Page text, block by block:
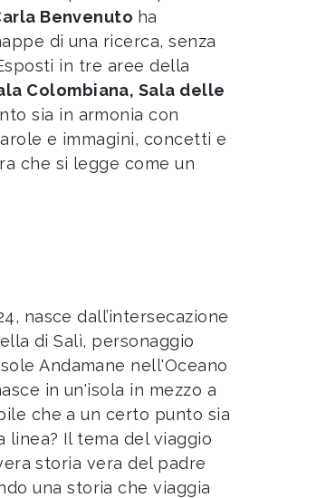
Benvenuto ha
di una ricerca, senza
in tre aree della
Colombiana, Sala delle
sia in armonia con
e immagini, concetti e
che si legge come un
nasce dall’intersecazione
di Salì, personaggio
Andamane nell'Oceano
in un'isola in mezzo a
che a un certo punto sia
linea? Il tema del viaggio
storia vera del padre
una storia che viaggia